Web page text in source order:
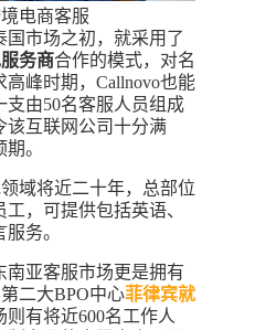
电商客服
国市场之初，就采用了
务商合作的模式，对名
峰时期，Callnovo也能
由50名客服人员组成
该互联网公司十分满
。
域将近二十年，总部位
，可提供包括英语、
务。
南亚客服市场更是拥有
二大BPO中心菲律宾就
则有将近600名工作人